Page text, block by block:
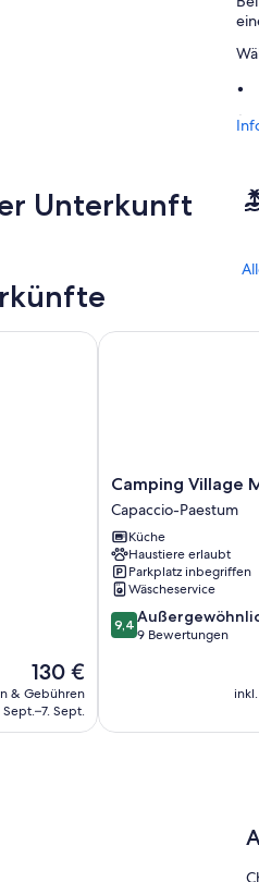
Unterkunft
Der
Preis
beträgt
130 €
& Gebühren
Sept.–7. Sept.
Camping
Village
Mare
Pineta
Capaccio-
Paestum
Camping Village
Capaccio-Paestum
Küche
Haustiere erlaubt
Parkplatz inbegriffen
Wäscheservice
9.4
von
9,4
9 Bewertungen
Camping Village